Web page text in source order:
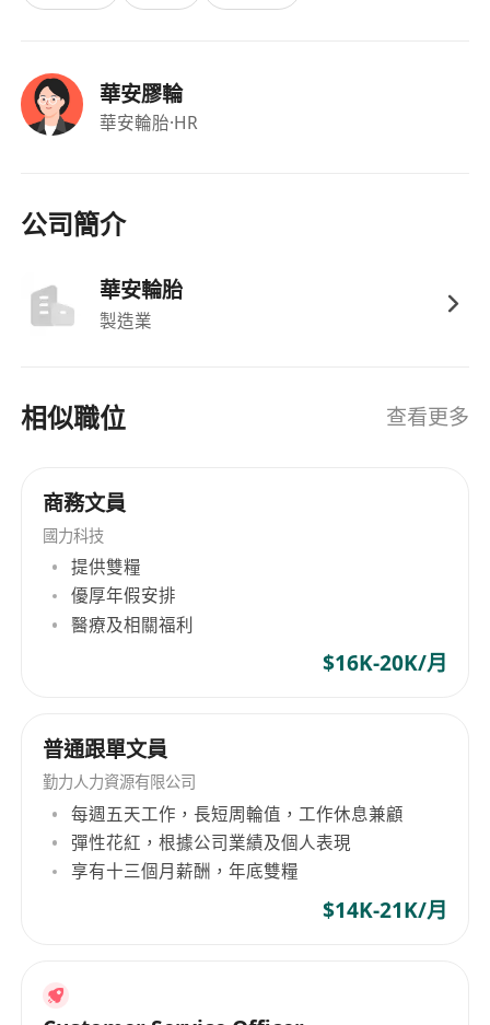
華安膠輪
華安輪胎·HR
公司簡介
華安輪胎
製造業
相似職位 查看更多
商務文員
國力科技
提供雙糧
優厚年假安排
醫療及相關福利
$16K-20K/月
普通跟單文員
勤力人力資源有限公司
每週五天工作，長短周輪值，工作休息兼顧
彈性花紅，根據公司業績及個人表現
享有十三個月薪酬，年底雙糧
$14K-21K/月